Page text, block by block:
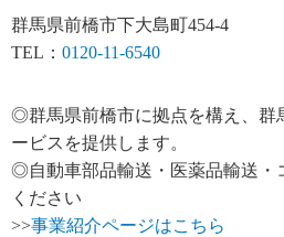
群馬県前橋市下大島町454-4
TEL： 0120-11-6540
◎群馬県前橋市に拠点を構え、群
ービスを提供します。
◎自動車部品輸送・医薬品輸送・
ください
>>事業紹介ページはこちら